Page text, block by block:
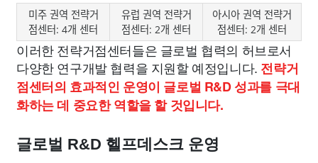
미주 권역 전략거
점센터: 4개 센터
유럽 권역 전략거
점센터: 2개 센터
아시아 권역 전략거
점센터: 2개 센터
이러한 전략거점센터들은 글로벌 협력의 허브로서
다양한 연구개발 협력을 지원할 예정입니다. 전략거
점센터의 효과적인 운영이 글로벌 R&D 성과를 극대
화하는 데 중요한 역할을 할 것입니다.
글로벌 R&D 헬프데스크 운영